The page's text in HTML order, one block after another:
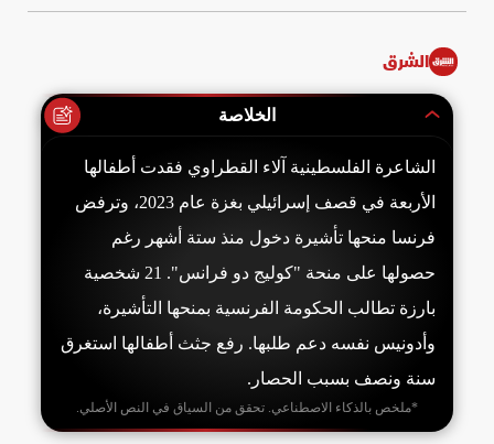
الشرق
الخلاصة
الشاعرة الفلسطينية آلاء القطراوي فقدت أطفالها
الأربعة في قصف إسرائيلي بغزة عام 2023، وترفض
فرنسا منحها تأشيرة دخول منذ ستة أشهر رغم
حصولها على منحة "كوليج دو فرانس". 21 شخصية
بارزة تطالب الحكومة الفرنسية بمنحها التأشيرة،
وأدونيس نفسه دعم طلبها. رفع جثث أطفالها استغرق
سنة ونصف بسبب الحصار.
*ملخص بالذكاء الاصطناعي. تحقق من السياق في النص الأصلي.